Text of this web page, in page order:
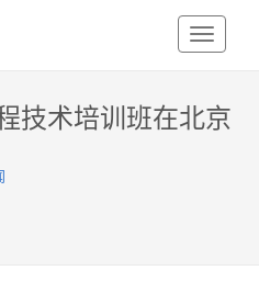
Toggle
技术培训班在北京